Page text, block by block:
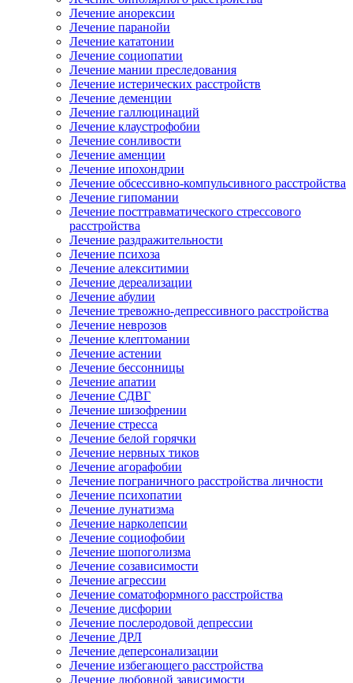
Лечение анорексии
Лечение паранойи
Лечение кататонии
Лечение социопатии
Лечение мании преследования
Лечение истерических расстройств
Лечение деменции
Лечение галлюцинаций
Лечение клаустрофобии
Лечение сонливости
Лечение аменции
Лечение ипохондрии
Лечение обсессивно-компульсивного расстройства
Лечение гипомании
Лечение посттравматического стрессового
расстройства
Лечение раздражительности
Лечение психоза
Лечение алекситимии
Лечение дереализации
Лечение абулии
Лечение тревожно-депрессивного расстройства
Лечение неврозов
Лечение клептомании
Лечение астении
Лечение бессонницы
Лечение апатии
Лечение СДВГ
Лечение шизофрении
Лечение стресса
Лечение белой горячки
Лечение нервных тиков
Лечение агорафобии
Лечение пограничного расстройства личности
Лечение психопатии
Лечение лунатизма
Лечение нарколепсии
Лечение социофобии
Лечение шопоголизма
Лечение созависимости
Лечение агрессии
Лечение соматоформного расстройства
Лечение дисфории
Лечение послеродовой депрессии
Лечение ДРЛ
Лечение деперсонализации
Лечение избегающего расстройства
Лечение любовной зависимости